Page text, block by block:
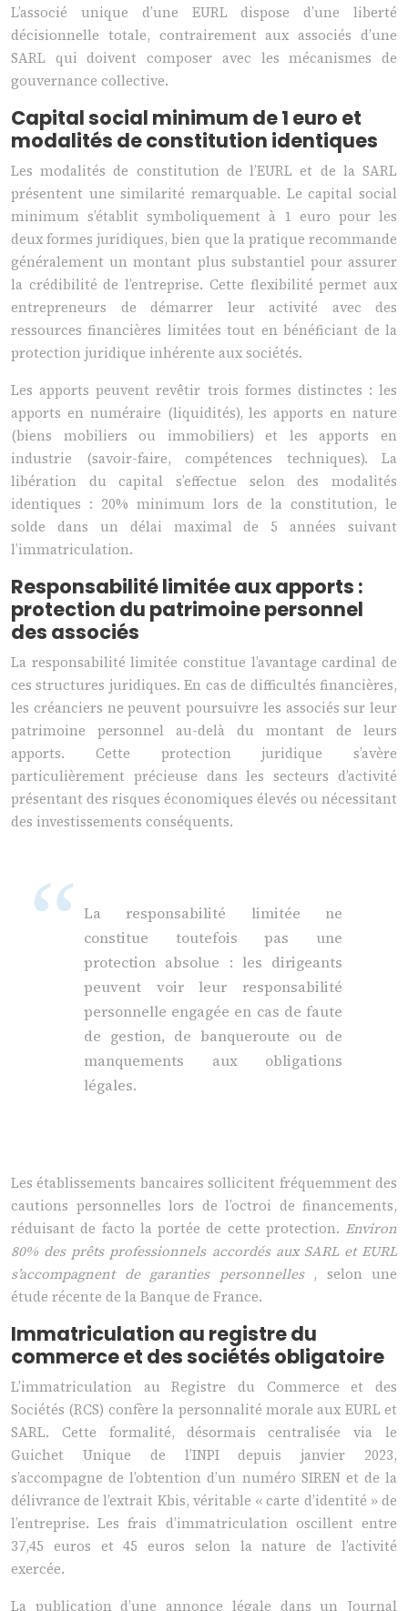
L’associé unique d’une EURL dispose d’une liberté
décisionnelle totale, contrairement aux associés d’une
SARL qui doivent composer avec les mécanismes de
gouvernance collective.
Capital social minimum de 1 euro et
modalités de constitution identiques
Les modalités de constitution de l’EURL et de la SARL
présentent une similarité remarquable. Le capital social
minimum s’établit symboliquement à 1 euro pour les
deux formes juridiques, bien que la pratique recommande
généralement un montant plus substantiel pour assurer
la crédibilité de l’entreprise. Cette flexibilité permet aux
entrepreneurs de démarrer leur activité avec des
ressources financières limitées tout en bénéficiant de la
protection juridique inhérente aux sociétés.
Les apports peuvent revêtir trois formes distinctes : les
apports en numéraire (liquidités), les apports en nature
(biens mobiliers ou immobiliers) et les apports en
industrie (savoir-faire, compétences techniques). La
libération du capital s’effectue selon des modalités
identiques : 20% minimum lors de la constitution, le
solde dans un délai maximal de 5 années suivant
l’immatriculation.
Responsabilité limitée aux apports :
protection du patrimoine personnel
des associés
La responsabilité limitée constitue l’avantage cardinal de
ces structures juridiques. En cas de difficultés financières,
les créanciers ne peuvent poursuivre les associés sur leur
patrimoine personnel au-delà du montant de leurs
apports. Cette protection juridique s’avère
particulièrement précieuse dans les secteurs d’activité
présentant des risques économiques élevés ou nécessitant
des investissements conséquents.
La responsabilité limitée ne
constitue toutefois pas une
protection absolue : les dirigeants
peuvent voir leur responsabilité
personnelle engagée en cas de faute
de gestion, de banqueroute ou de
manquements aux obligations
légales.
Les établissements bancaires sollicitent fréquemment des
cautions personnelles lors de l’octroi de financements,
réduisant de facto la portée de cette protection. Environ
80% des prêts professionnels accordés aux SARL et EURL
s’accompagnent de garanties personnelles , selon une
étude récente de la Banque de France.
Immatriculation au registre du
commerce et des sociétés obligatoire
L’immatriculation au Registre du Commerce et des
Sociétés (RCS) confère la personnalité morale aux EURL et
SARL. Cette formalité, désormais centralisée via le
Guichet Unique de l’INPI depuis janvier 2023,
s’accompagne de l’obtention d’un numéro SIREN et de la
délivrance de l’extrait Kbis, véritable « carte d’identité » de
l’entreprise. Les frais d’immatriculation oscillent entre
37,45 euros et 45 euros selon la nature de l’activité
exercée.
La publication d’une annonce légale dans un Journal